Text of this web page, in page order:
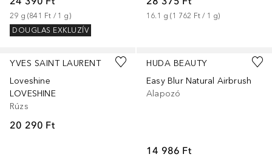
29 g (841 Ft / 1 g)
DOUGLAS EXKLUZÍV
16.1 g (1 762 Ft / 1 g)
YVES SAINT LAURENT
Loveshine
LOVESHINE
Rúzs
20 290 Ft
+21
HUDA BEAUTY
Easy Blur Natural Airbrush
Alapozó
14 986 Ft